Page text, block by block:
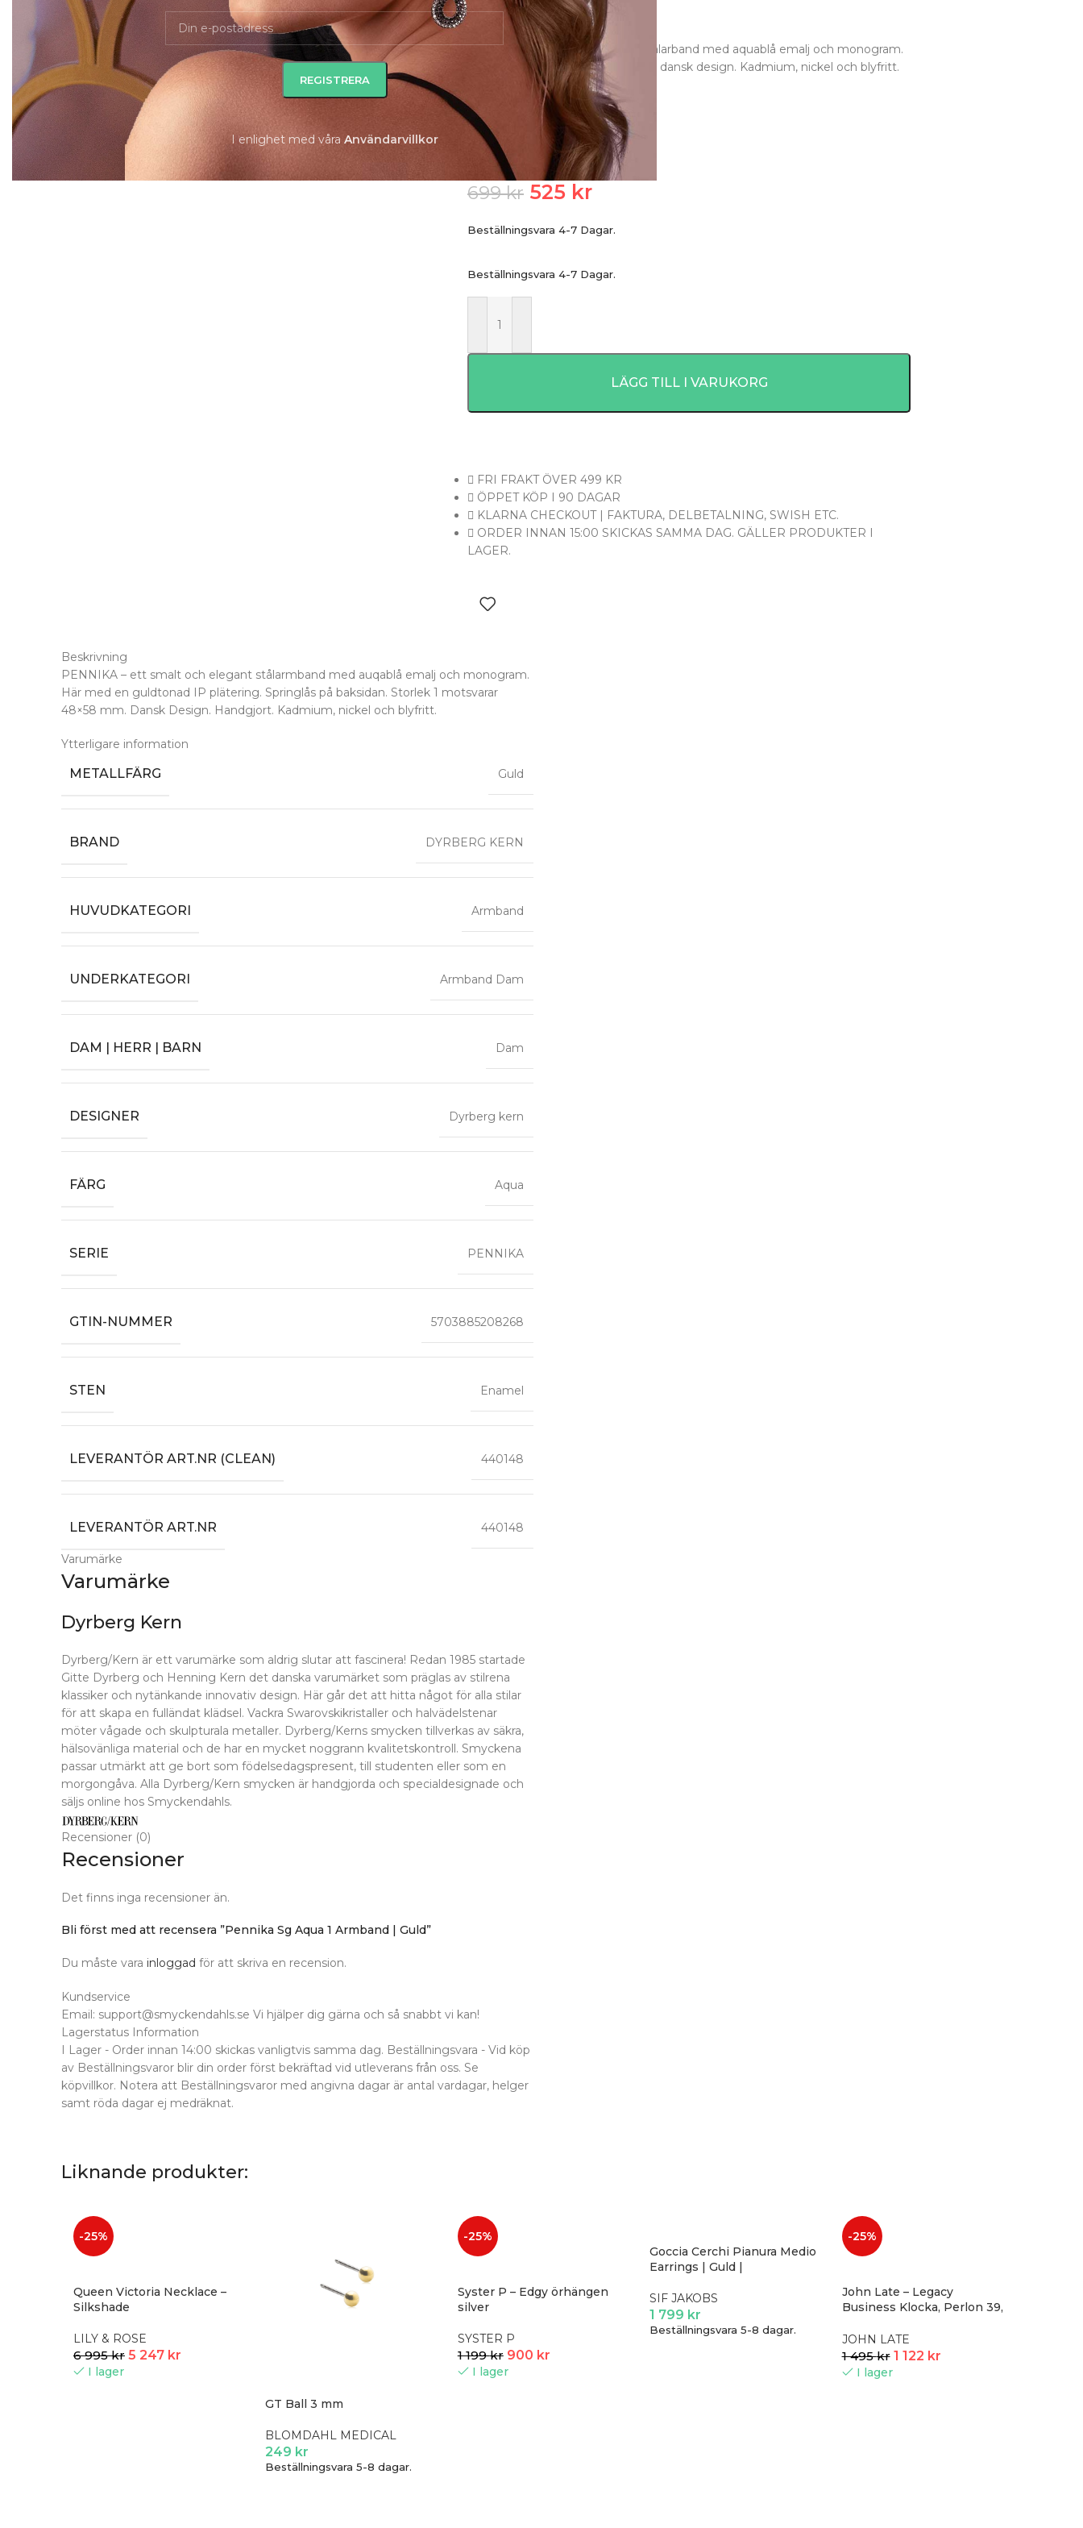
I enlighet med våra Användarvillkor
Guld
PENNIKA – smalt och elegant stålarband med aquablå emalj och monogram.
Guldtonad IP-plätering, handgjort dansk design. Kadmium, nickel och blyfritt.
Storlek 1: 48×58 mm.
Läs mer
699kr 525 kr
Beställningsvara 4-7 Dagar.
Beställningsvara 4-7 Dagar.
LÄGG TILL I VARUKORG
FRI FRAKT ÖVER 499 KR
ÖPPET KÖP I 90 DAGAR
KLARNA CHECKOUT | FAKTURA, DELBETALNING, SWISH ETC.
ORDER INNAN 15:00 SKICKAS SAMMA DAG. GÄLLER PRODUKTER I
LAGER.
Beskrivning
PENNIKA – ett smalt och elegant stålarmband med auqablå emalj och monogram.
Här med en guldtonad IP plätering. Springlås på baksidan. Storlek 1 motsvarar
48×58 mm. Dansk Design. Handgjort. Kadmium, nickel och blyfritt.
Ytterligare information
METALLFÄRG Guld
BRAND DYRBERG KERN
HUVUDKATEGORI Armband
UNDERKATEGORI Armband Dam
DAM | HERR | BARN Dam
DESIGNER Dyrberg kern
FÄRG Aqua
SERIE PENNIKA
GTIN-NUMMER 5703885208268
STEN Enamel
LEVERANTÖR ART.NR (CLEAN) 440148
LEVERANTÖR ART.NR 440148
Varumärke
Varumärke
Dyrberg Kern
Dyrberg/Kern är ett varumärke som aldrig slutar att fascinera! Redan 1985 startade
Gitte Dyrberg och Henning Kern det danska varumärket som präglas av stilrena
klassiker och nytänkande innovativ design. Här går det att hitta något för alla stilar
för att skapa en fulländat klädsel. Vackra Swarovskikristaller och halvädelstenar
möter vågade och skulpturala metaller. Dyrberg/Kerns smycken tillverkas av säkra,
hälsovänliga material och de har en mycket noggrann kvalitetskontroll. Smyckena
passar utmärkt att ge bort som födelsedagspresent, till studenten eller som en
morgongåva. Alla Dyrberg/Kern smycken är handgjorda och specialdesignade och
säljs online hos Smyckendahls.
Recensioner (0)
Recensioner
Det finns inga recensioner än.
Bli först med att recensera ”Pennika Sg Aqua 1 Armband | Guld”
Du måste vara inloggad för att skriva en recension.
Kundservice
Email: support@smyckendahls.se Vi hjälper dig gärna och så snabbt vi kan!
Lagerstatus Information
I Lager - Order innan 14:00 skickas vanligtvis samma dag. Beställningsvara - Vid köp
av Beställningsvaror blir din order först bekräftad vid utleverans från oss. Se
köpvillkor. Notera att Beställningsvaror med angivna dagar är antal vardagar, helger
samt röda dagar ej medräknat.
Liknande produkter:
-25%
Queen Victoria Necklace –
Silkshade
LILY & ROSE
6 995kr 5 247 kr
I lager
GT Ball 3 mm
BLOMDAHL MEDICAL
249 kr
Beställningsvara 5-8 dagar.
-25%
Syster P – Edgy örhängen
silver
SYSTER P
1 199kr 900 kr
I lager
Goccia Cerchi Pianura Medio
Earrings | Guld |
SIF JAKOBS
1 799 kr
Beställningsvara 5-8 dagar.
-25%
John Late – Legacy
Business Klocka, Perlon 39,
JOHN LATE
1 495kr 1 122 kr
I lager